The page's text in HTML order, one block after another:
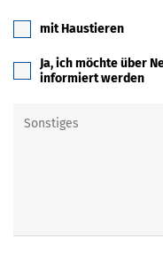
mit Haustieren
Ja, ich möchte über
informiert werden